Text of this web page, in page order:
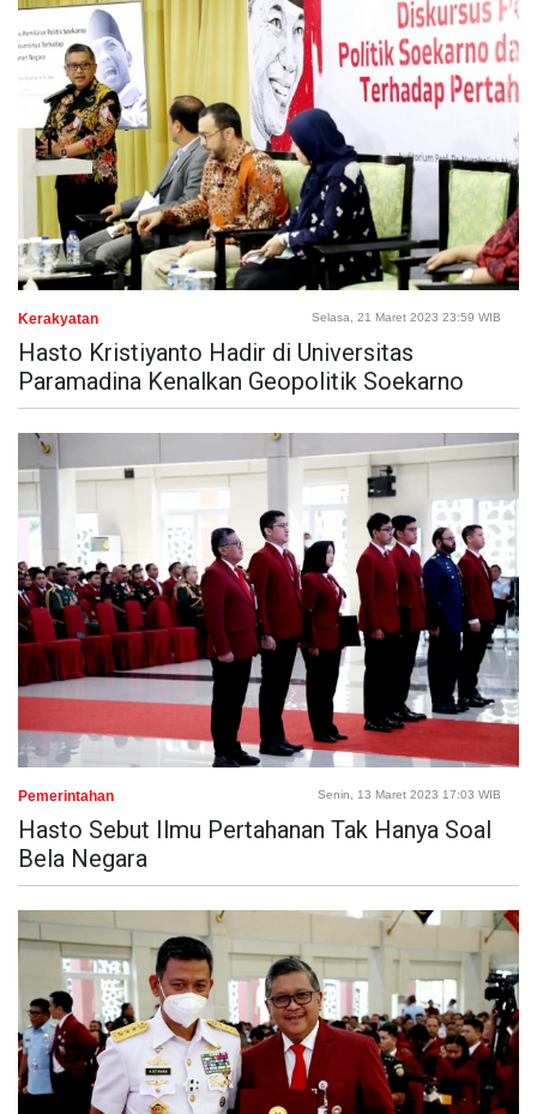
Kerakyatan Selasa, 21 Maret 2023 23:59 WIB
Hasto Kristiyanto Hadir di Universitas
Paramadina Kenalkan Geopolitik Soekarno
Pemerintahan Senin, 13 Maret 2023 17:03 WIB
Hasto Sebut Ilmu Pertahanan Tak Hanya Soal
Bela Negara